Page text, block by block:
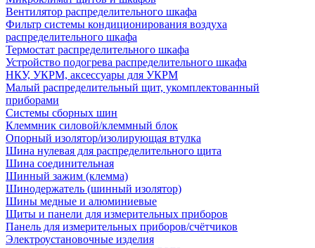
Вентилятор распределительного шкафа
Фильтр системы кондиционирования воздуха
распределительного шкафа
Термостат распределительного шкафа
Устройство подогрева распределительного шкафа
НКУ, УКРМ, аксессуары для УКРМ
Малый распределительный щит, укомплектованный
приборами
Системы сборных шин
Клеммник силовой/клеммный блок
Опорный изолятор/изолирующая втулка
Шина нулевая для распределительного щита
Шина соединительная
Шинный зажим (клемма)
Шинодержатель (шинный изолятор)
Шины медные и алюминиевые
Щиты и панели для измерительных приборов
Панель для измерительных приборов/счётчиков
Электроустановочные изделия